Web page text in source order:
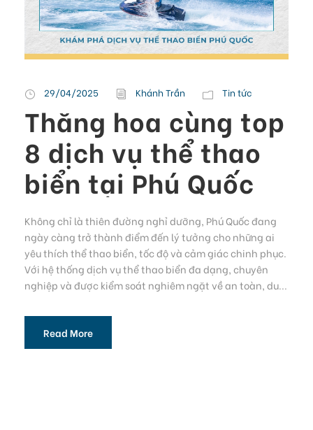
29/04/2025 Khánh Trần Tin tức
Thăng hoa cùng top
8 dịch vụ thể thao
biển tại Phú Quốc
Không chỉ là thiên đường nghỉ dưỡng, Phú Quốc đang
ngày càng trở thành điểm đến lý tưởng cho những ai
yêu thích thể thao biển, tốc độ và cảm giác chinh phục.
Với hệ thống dịch vụ thể thao biển đa dạng, chuyên
nghiệp và được kiểm soát nghiêm ngặt về an toàn, du...
Read More